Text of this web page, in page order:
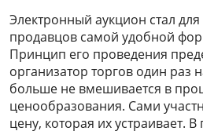
Электронный аукцион стал
продавцов самой удобной
Принцип его проведения
организатор торгов один раз
больше не вмешивается в
ценообразования. Сами
цену, которая их устраивает.